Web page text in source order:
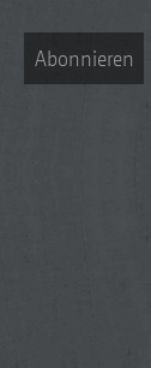
Abonnieren